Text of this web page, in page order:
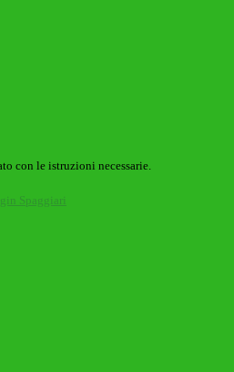
con le istruzioni necessarie.
Spaggiari